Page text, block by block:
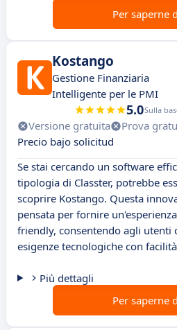
Per saperne
Kostango
Gestione Finanziaria
Intelligente per le PMI
5.0Sulla
Versione gratuita Prova
Precio bajo solicitud
Se stai cercando un software
tipologia di Classter, potrebbe
scoprire Kostango. Questa
pensata per fornire
friendly, consentendo agli utenti
esigenze tecnologiche con
Più dettagli
Per saperne